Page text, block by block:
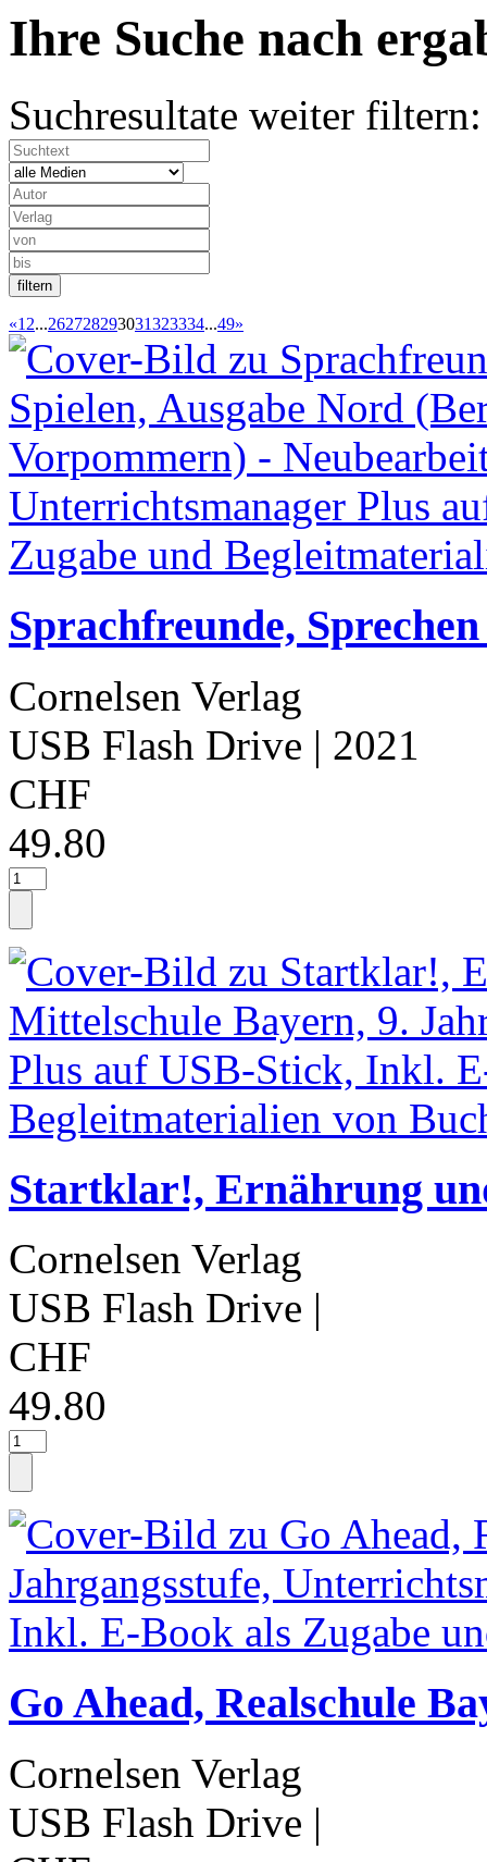
Ihre Suche nach
Suchresultate weiter filtern:
«12...262728293031323334...49»
Sprachfreunde,
Cornelsen Verlag
USB Flash Drive | 2021
CHF
49.80
Startklar!, Ernährung
Cornelsen Verlag
USB Flash Drive |
CHF
49.80
Go Ahead, Realschule
Cornelsen Verlag
USB Flash Drive |